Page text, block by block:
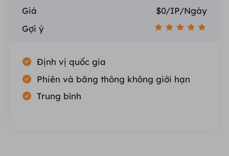
Giá
$0/IP/Ngày
Gợi ý
Định vị quốc gia
Phiên và băng thông không giới hạn
Trung bình